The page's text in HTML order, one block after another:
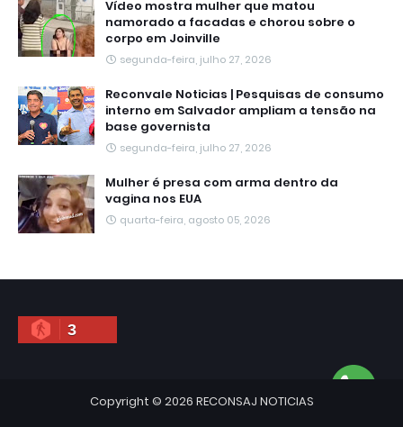
Vídeo mostra mulher que matou
namorado a facadas e chorou sobre o
corpo em Joinville
segunda-feira, julho 27, 2026
Reconvale Noticias | Pesquisas de consumo
interno em Salvador ampliam a tensão na
base governista
segunda-feira, julho 27, 2026
Mulher é presa com arma dentro da
vagina nos EUA
quarta-feira, agosto 05, 2026
3
Copyright © 2026 RECONSAJ NOTICIAS